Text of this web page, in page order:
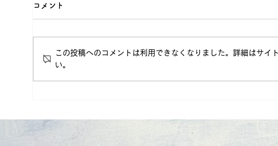
新生活応援セール
(クーポン有り）燕
円
コメント
この投稿へのコメントは利用できなくなりました。詳細はサイ
い。